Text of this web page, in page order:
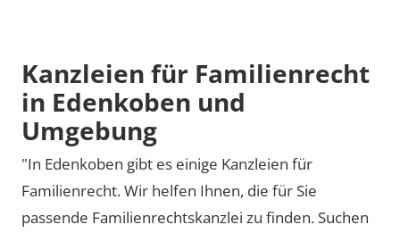
Kanzleien für Familienrecht
in Edenkoben und
Umgebung
"In Edenkoben gibt es einige Kanzleien für
Familienrecht. Wir helfen Ihnen, die für Sie
passende Familienrechtskanzlei zu finden. Suchen